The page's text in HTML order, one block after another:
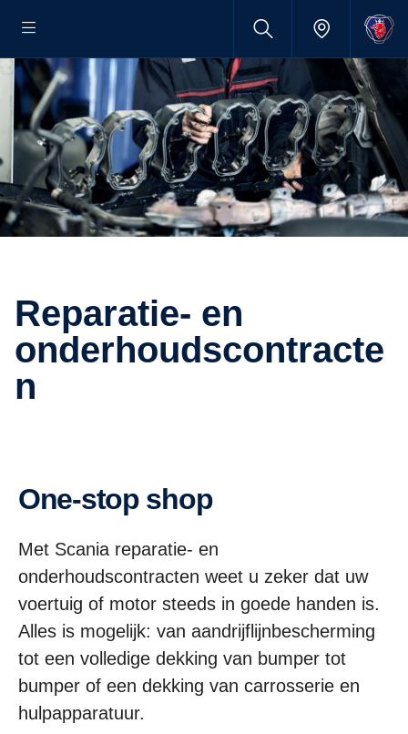
Reparatie- en
onderhoudscontracte
n
One-stop shop
Met Scania reparatie- en
onderhoudscontracten weet u zeker dat uw
voertuig of motor steeds in goede handen is.
Alles is mogelijk: van aandrijflijnbescherming
tot een volledige dekking van bumper tot
bumper of een dekking van carrosserie en
hulpapparatuur.